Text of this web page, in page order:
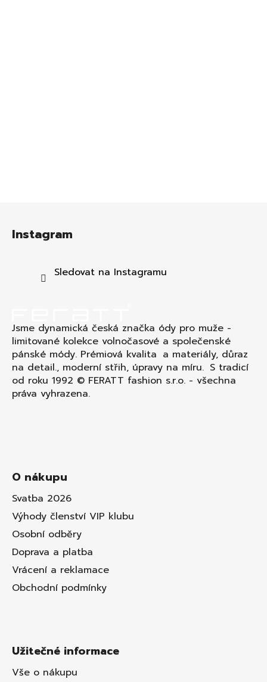
Instagram
Sledovat na Instagramu
Jsme dynamická česká značka ódy pro muže -
limitované kolekce volnočasové a společenské
pánské módy. Prémiová kvalita a materiály, důraz
na detail., moderní střih, úpravy na míru. S tradicí
od roku 1992 © FERATT fashion s.r.o. - všechna
práva vyhrazena.
O nákupu
Svatba 2026
Výhody členství VIP klubu
Osobní odběry
Doprava a platba
Vrácení a reklamace
Obchodní podmínky
Užitečné informace
Vše o nákupu